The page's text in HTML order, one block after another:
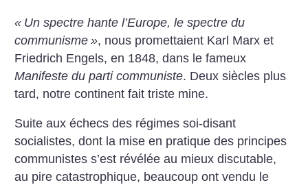
« Un spectre hante l’Europe, le spectre du
communisme », nous promettaient Karl Marx et
Friedrich Engels, en 1848, dans le fameux
Manifeste du parti communiste. Deux siècles plus
tard, notre continent fait triste mine.
Suite aux échecs des régimes soi-disant
socialistes, dont la mise en pratique des principes
communistes s’est révélée au mieux discutable,
au pire catastrophique, beaucoup ont vendu le